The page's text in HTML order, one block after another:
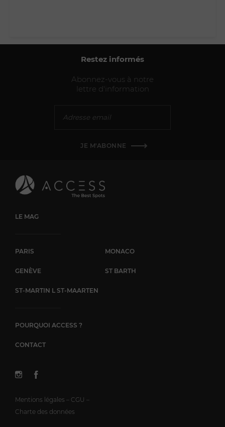
Restez informés
Abonnez-vous à notre
lettre d'information
JE M'ABONNE
LE MAG
PARIS MONACO
GENÈVE ST BARTH
ST-MARTIN L ST-MAARTEN
POURQUOI ACCESS ?
CONTACT
Mentions légales – CGU –
Charte des données